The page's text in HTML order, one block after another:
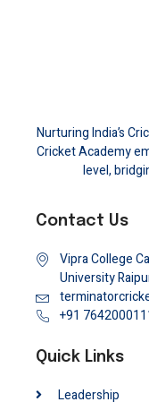
Nurturing India’s
Cricket Academy
level,
Contact Us
Vipra College
University
+91
Quick Links
Leadership